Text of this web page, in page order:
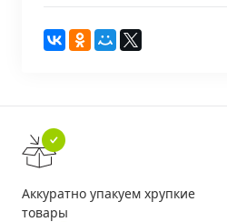
Аккуратно упакуем хрупкие
товары